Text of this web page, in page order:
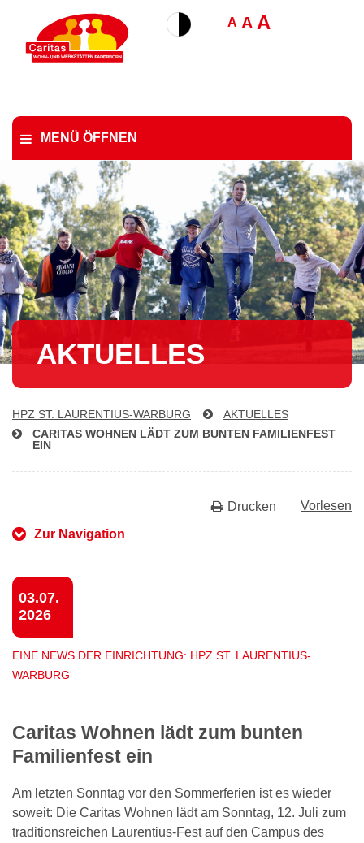
A A A
MENÜ ÖFFNEN
AKTUELLES
HPZ ST. LAU­REN­TI­US-WAR­BURG
AKTUELLES
CARITAS WOHNEN LÄDT ZUM BUNTEN FA­MI­LI­EN­FEST
EIN
Vorlesen
Drucken
Zur Navigation
03.07.
2026
EINE NEWS DER EINRICHTUNG: HPZ ST. LAURENTIUS-
WARBURG
Caritas Wohnen lädt zum bunten
Familienfest ein
Am letzten Sonntag vor den Sommerferien ist es wieder
soweit: Die Caritas Wohnen lädt am Sonntag, 12. Juli zum
traditionsreichen Laurentius-Fest auf den Campus des